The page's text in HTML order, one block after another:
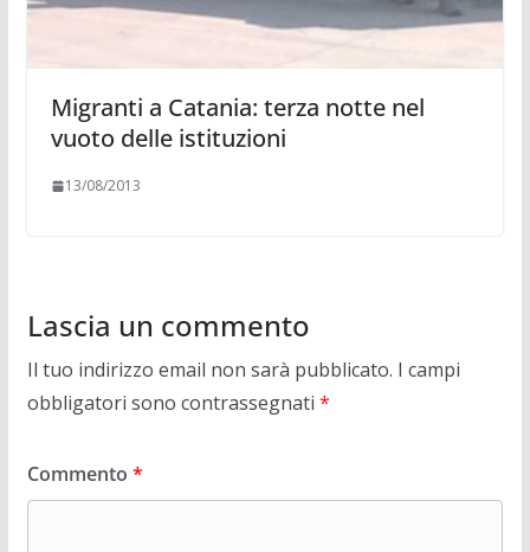
Migranti a Catania: terza notte nel
vuoto delle istituzioni
13/08/2013
Lascia un commento
Il tuo indirizzo email non sarà pubblicato. I campi
obbligatori sono contrassegnati *
Commento *